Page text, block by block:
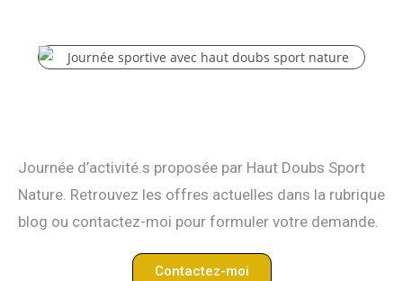
Journée d’activité.s proposée par Haut Doubs Sport
Nature. Retrouvez les offres actuelles dans la rubrique
blog ou contactez-moi pour formuler votre demande.
Contactez-moi